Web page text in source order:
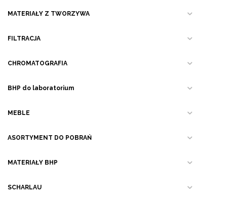
MATERIAŁY Z TWORZYWA
FILTRACJA
CHROMATOGRAFIA
BHP do laboratorium
MEBLE
ASORTYMENT DO POBRAŃ
MATERIAŁY BHP
SCHARLAU